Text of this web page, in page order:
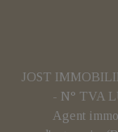
JOST
- N° TVA
Agent